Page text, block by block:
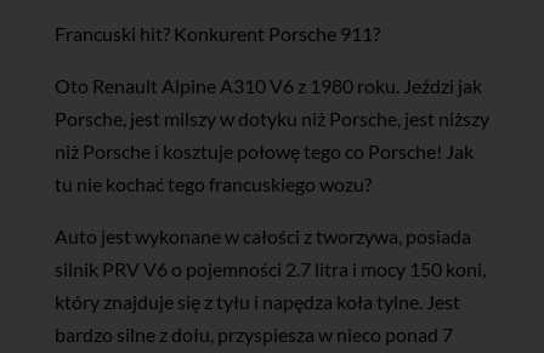
Francuski hit? Konkurent Porsche 911?
Oto Renault Alpine A310 V6 z 1980 roku. Jeździ jak
Porsche, jest milszy w dotyku niż Porsche, jest niższy
niż Porsche i kosztuje połowę tego co Porsche! Jak
tu nie kochać tego francuskiego wozu?
Auto jest wykonane w całości z tworzywa, posiada
silnik PRV V6 o pojemności 2.7 litra i mocy 150 koni,
który znajduje się z tyłu i napędza koła tylne. Jest
bardzo silne z dołu, przyspiesza w nieco ponad 7